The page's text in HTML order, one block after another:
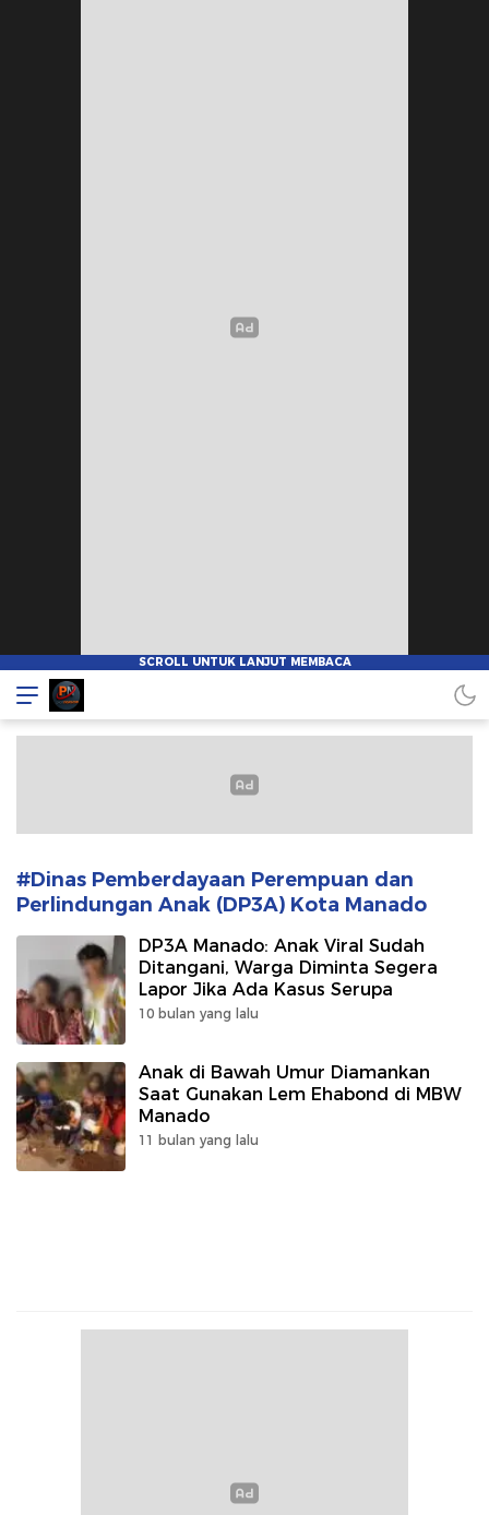
Pionnews
#Dinas Pemberdayaan Perempuan dan
Perlindungan Anak (DP3A) Kota Manado
DP3A Manado: Anak Viral Sudah
Ditangani, Warga Diminta Segera
Lapor Jika Ada Kasus Serupa
10 bulan yang lalu
Anak di Bawah Umur Diamankan
Saat Gunakan Lem Ehabond di MBW
Manado
11 bulan yang lalu